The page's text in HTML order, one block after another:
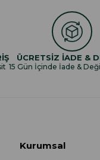
ÜCRETSİZ İADE &
15 Gün İçinde İade &
Kurumsal